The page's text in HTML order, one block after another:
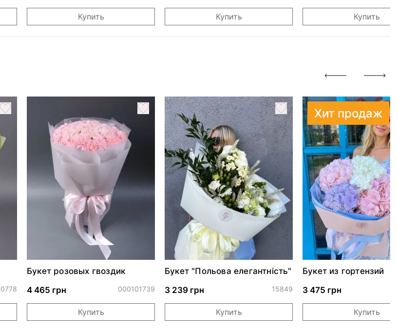
Купить Купить Купить
Букет розовых гвоздик
4 465 грн
000101739
Купить
Букет "Польова елегантність"
3 239 грн
15849
Купить
Хит продаж
Букет из гортензий
3 475 грн
Купить